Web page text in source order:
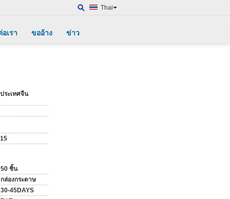
Thai
เรา ขออ้าง ข่าว
ประเทศจีน
50 ชิ้น
กล่องกระดาษ
30-45DAYS